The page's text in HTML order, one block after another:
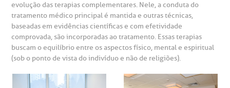
evolução das terapias complementares. Nele, a conduta do
tratamento médico principal é mantida e outras técnicas,
baseadas em evidências científicas e com efetividade
comprovada, são incorporadas ao tratamento. Essas terapias
buscam o equilíbrio entre os aspectos físico, mental e espiritual
(sob o ponto de vista do indivíduo e não de religiões).